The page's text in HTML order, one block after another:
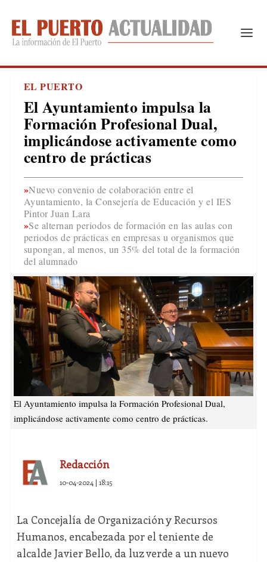
EL PUERTO
El Ayuntamiento impulsa la
Formación Profesional Dual,
implicándose activamente como
centro de prácticas
Nuevo convenio de colaboración entre el
Ayuntamiento, la Consejería de Educación y el IES
Pintor Juan Lara
Se alternan periodos de formación en las aulas con
periodos de prácticas en empresas u organismos que
supongan, al menos, un 35% del total de la formación
del alumnado
El Ayuntamiento impulsa la Formación Profesional Dual,
implicándose activamente como centro de prácticas.
Redacción
10-04-2024 | 18:15
La Concejalía de Organización y Recursos
Humanos, encabezada por el teniente de
alcalde Javier Bello, da luz verde a un nuevo